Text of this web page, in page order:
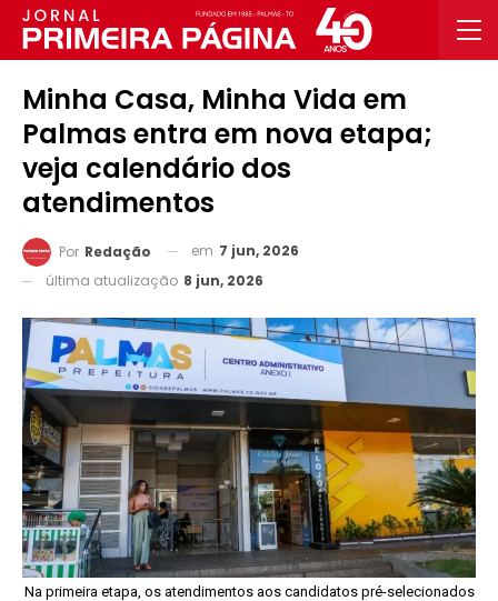
Minha Casa, Minha Vida em
Palmas entra em nova etapa;
veja calendário dos
atendimentos
Por Redação em 7 jun, 2026
última atualização 8 jun, 2026
Na primeira etapa, os atendimentos aos candidatos pré-selecionados